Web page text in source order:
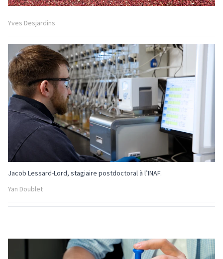
Yves Desjardins
Jacob Lessard-Lord, stagiaire postdoctoral à l’INAF.
Yan Doublet